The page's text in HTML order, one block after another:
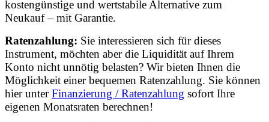
kostengünstige und wertstabile Alternative zum
Neukauf – mit Garantie.
Ratenzahlung: Sie interessieren sich für dieses
Instrument, möchten aber die Liquidität auf Ihrem
Konto nicht unnötig belasten? Wir bieten Ihnen die
Möglichkeit einer bequemen Ratenzahlung. Sie können
hier unterFinanzierung / Ratenzahlung sofort Ihre
eigenen Monatsraten berechnen!